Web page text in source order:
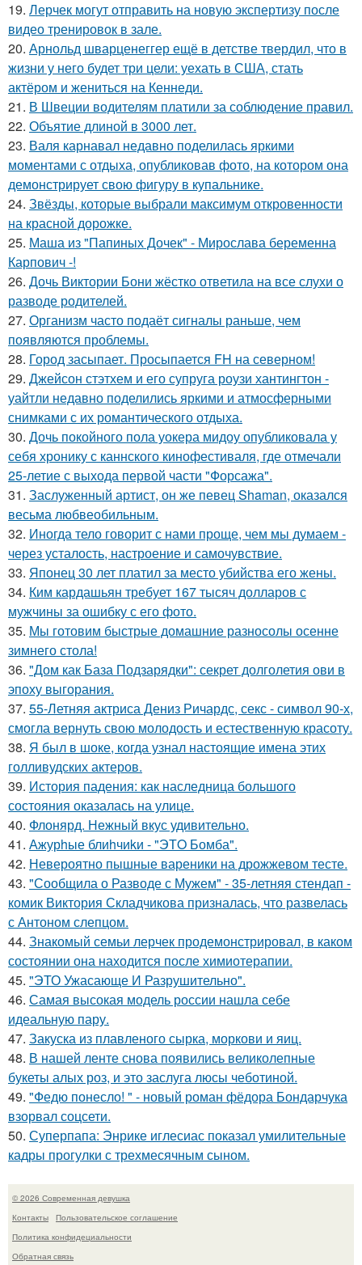
19. Лерчек могут отправить на новую экспертизу после
видео тренировок в зале.
20. Арнольд шварценеггер ещё в детстве твердил, что в
жизни у него будет три цели: уехать в США, стать
актёром и жениться на Кеннеди.
21. В Швеции водителям платили за соблюдение правил.
22. Объятие длиной в 3000 лет.
23. Валя карнавал недавно поделилась яркими
моментами с отдыха, опубликовав фото, на котором она
демонстрирует свою фигуру в купальнике.
24. Звёзды, которые выбрали максимум откровенности
на красной дорожке.
25. Маша из "Папиных Дочек" - Мирослава беременна
Карпович -!
26. Дочь Виктории Бони жёстко ответила на все слухи о
разводе родителей.
27. Организм часто подаёт сигналы раньше, чем
появляются проблемы.
28. Город засыпает. Просыпается FH на северном!
29. Джейсон стэтхем и его супруга роузи хантингтон -
уайтли недавно поделились яркими и атмосферными
снимками с их романтического отдыха.
30. Дочь покойного пола уокера мидоу опубликовала у
себя хронику с каннского кинофестиваля, где отмечали
25-летие с выхода первой части "Форсажа".
31. Заслуженный артист, он же певец Shaman, оказался
весьма любвеобильным.
32. Иногда тело говорит с нами проще, чем мы думаем -
через усталость, настроение и самочувствие.
33. Японец 30 лет платил за место убийства его жены.
34. Ким кардашьян требует 167 тысяч долларов с
мужчины за ошибку с его фото.
35. Мы готовим быстрые домашние разносолы осенне
зимнего стола!
36. "Дом как База Подзарядки": секрет долголетия ови в
эпоху выгорания.
37. 55-Летняя актриса Дениз Ричардс, секс - символ 90-х,
смогла вернуть свою молодость и естественную красоту.
38. Я был в шоке, когда узнал настоящие имена этих
голливудских актеров.
39. История падения: как наследница большого
состояния оказалась на улице.
40. Флонярд. Нежный вкус удивительно.
41. Ажурhые блиhчиkи - "ЭТO Бомба".
42. Невероятно пышные вареники на дрожжевом тесте.
43. "Сообщила о Разводе с Мужем" - 35-летняя стендап -
комик Виктория Складчикова призналась, что развелась
с Антоном слепцом.
44. Знакомый семьи лерчек продемонстрировал, в каком
состоянии она находится после химиотерапии.
45. "ЭТО Ужасающе И Разрушительно".
46. Самая высокая модель россии нашла себе
идеальную пару.
47. Закуска из плавленого сырка, моркови и яиц.
48. В нашей ленте снова появились великолепные
букеты алых роз, и это заслуга люсы чеботиной.
49. "Федю понесло! " - новый роман фёдора Бондарчука
взорвал соцсети.
50. Суперпапа: Энрике иглесиас показал умилительные
кадры прогулки с трехмесячным сыном.
© 2026 Современная девушка
Контакты
Пользовательское соглашение
Политика конфидециальности
Обратная связь